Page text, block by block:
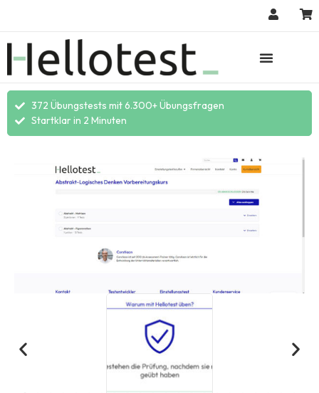
372 Übungstests mit 6.300+ Übungsfragen
Startklar in 2 Minuten